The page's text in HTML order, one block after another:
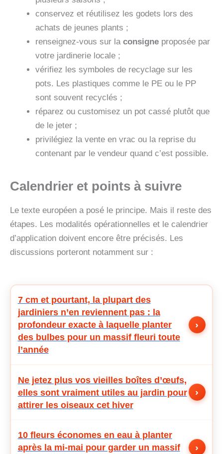
conservez et réutilisez les godets lors des
achats de jeunes plants ;
renseignez‑vous sur la consigne proposée par
votre jardinerie locale ;
vérifiez les symboles de recyclage sur les
pots. Les plastiques comme le PE ou le PP
sont souvent recyclés ;
réparez ou customisez un pot cassé plutôt que
de le jeter ;
privilégiez la vente en vrac ou la reprise du
contenant par le vendeur quand c’est possible.
Calendrier et points à suivre
Le texte européen a posé le principe. Mais il reste des
étapes. Les modalités opérationnelles et le calendrier
d’application doivent encore être précisés. Les
discussions porteront notamment sur :
7 cm et pourtant, la plupart des
jardiniers n’en reviennent pas : la
profondeur exacte à laquelle planter
des bulbes pour un massif fleuri toute
l’année
›
Ne jetez plus vos vieilles boîtes d’œufs,
elles sont vraiment utiles au jardin pour
attirer les oiseaux cet hiver
›
10 fleurs économes en eau à planter
après la mi-mai pour garder un massif
›